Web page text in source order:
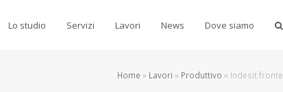
Lo studio Servizi Lavori News Dove siamo
Home » Lavori » Produttivo » Indesit fronte